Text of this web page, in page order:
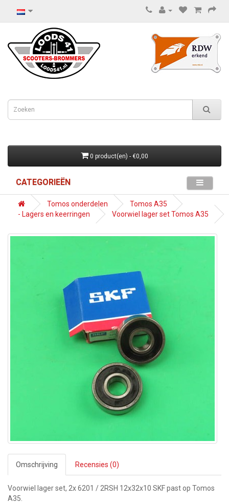
0 product(en) - €0,00
CATEGORIEËN
Tomos onderdelen
Tomos A35
- Lagers en keerringen
Voorwiel lager set Tomos A35
Omschrijving Recensies (0)
Voorwiel lager set, 2x 6201 / 2RSH 12x32x10 SKF past op Tomos
A35.